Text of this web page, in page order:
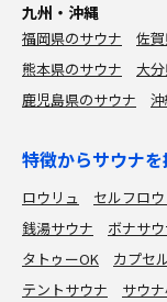
九州・沖縄
福岡県のサウナ 佐
熊本県のサウナ
大
鹿児島県のサウナ
特徴からサウナを
ロウリュ セルフロ
銭湯サウナ
ボナサ
タトゥーOK
カプセ
テントサウナ
サウ